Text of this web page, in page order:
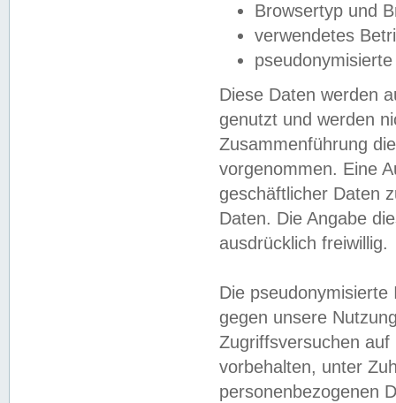
Browsertyp und
verwendetes
Diese Daten werden
genutzt und werden
Zusammenführung
vorgenommen. Eine
geschäftlicher Daten
Daten. Die Angabe
ausdrücklich freiwillig.
Die
gegen unsere
Zugriffsversuchen
vorbehalten, unter
personenbezogenen